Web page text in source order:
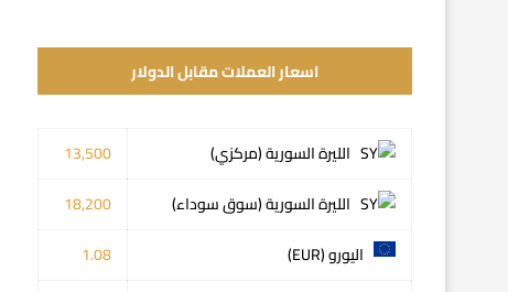
اسعار العملات مقابل الدولار
الليرة السورية (مركزي)
13,500
الليرة السورية (سوق سوداء)
18,200
اليورو (EUR)
1.08